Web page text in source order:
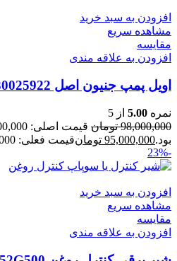
افزودن به سبد خرید
مشاهده سریع
مقایسه
افزودن به علاقه مندی
اویل پمپ جنیون اصل 2330025922 بشرط اصلی
نمره 5.00 از 5
98,000,000 تومان
بود.95,000,000 تومانقیمت فعلی: 95,000,000 تومان.
-23%
افزودن به سبد خرید
مشاهده سریع
مقایسه
افزودن به علاقه مندی